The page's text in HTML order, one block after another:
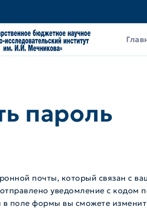
пароль
почты, который связан с
уведомление с кодом
поле формы вы сможете